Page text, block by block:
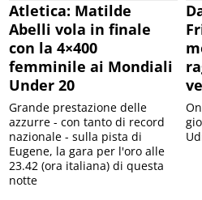
Atletica: Matilde
Abelli vola in finale
con la 4×400
femminile ai Mondiali
Under 20
Grande prestazione delle
azzurre - con tanto di record
nazionale - sulla pista di
Eugene, la gara per l'oro alle
23.42 (ora italiana) di questa
notte